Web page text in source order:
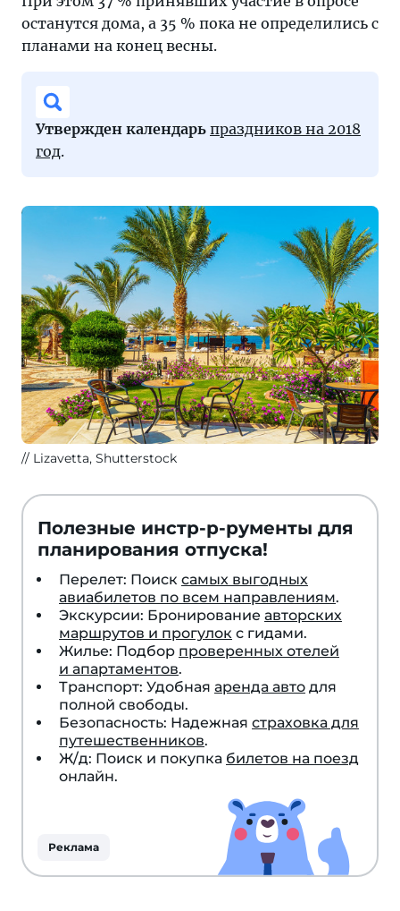
останутся дома, а 35 % пока не определились с
планами на конец весны.
Утвержден календарь праздников на 2018
год.
Lizavetta, Shutterstock
Полезные инстр-р-рументы для
планирования отпуска!
Перелет: Поиск самых выгодных
авиабилетов по всем направлениям.
Экскурсии: Бронирование авторских
маршрутов и прогулок с гидами.
Жилье: Подбор проверенных отелей
и апартаментов.
Транспорт: Удобная аренда авто для
полной свободы.
Безопасность: Надежная страховка для
путешественников.
Ж/д: Поиск и покупка билетов на поезд
онлайн.
Реклама